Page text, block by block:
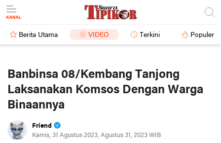
Berita Utama VIDEO Terkini Populer
Banbinsa 08/Kembang Tanjong
Laksanakan Komsos Dengan Warga
Binaannya
Friend
Kamis, 31 Agustus 2023, Agustus 31, 2023 WIB